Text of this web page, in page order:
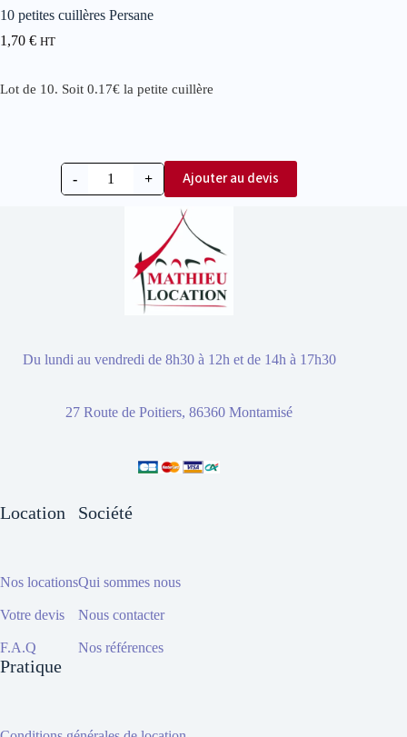
10 petites cuillères Persane
1,70 € HT
Lot de 10. Soit 0.17€ la petite cuillère
- + Ajouter au devis
Du lundi au vendredi de 8h30 à 12h et de 14h à 17h30
27 Route de Poitiers, 86360 Montamisé
Location
Nos locations
Votre devis
F.A.Q
Société
Qui sommes nous
Nous contacter
Nos références
Pratique